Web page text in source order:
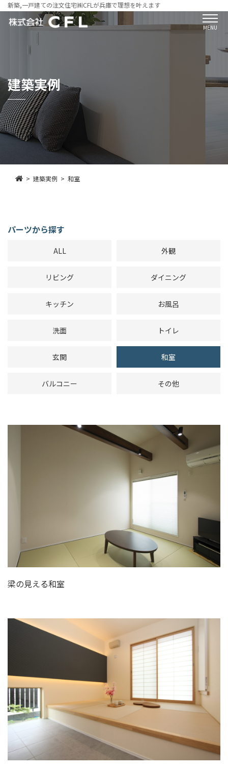
新築,一戸建ての注文住宅㈱CFLが兵庫で理想を叶えます
MENU
建築実例
建築実例 和室
パーツから探す
ALL 外観
リビング ダイニング
キッチン お風呂
洗面 トイレ
玄関 和室
バルコニー その他
梁の見える和室